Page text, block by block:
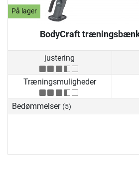
På lager
BodyCraft træningsbænk
justering
Træningsmuligheder
Bedømmelser (5)